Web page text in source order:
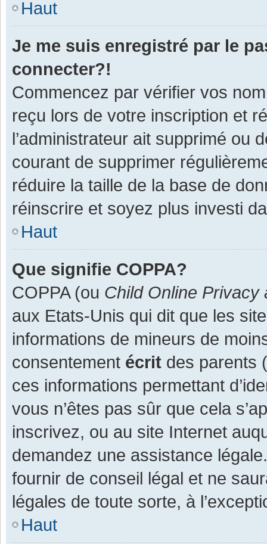
Haut
Je me suis enregistré par le
connecter?!
Commencez par vérifier vos
reçu lors de votre inscription et
l’administrateur ait supprimé ou
courant de supprimer
réduire la taille de la base de
réinscrire et soyez plus investi
Haut
Que signifie COPPA?
COPPA (ou Child Online Privacy
aux Etats-Unis qui dit que les
informations de mineurs de
consentement écrit des parents
ces informations permettant
vous n’êtes pas sûr que cela
inscrivez, ou au site Internet
demandez une assistance
fournir de conseil légal et ne
légales de toute sorte, à
Haut